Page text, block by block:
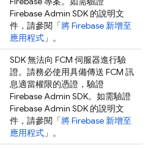
FirebaseAdmin SDK 的說明文
件，請參閱「將 Firebase 新增至
應用程式 」。
SDK 無法向 FCM 伺服器進行驗
證。請務必使用具備傳送 FCM 訊
息適當權限的憑證，驗證
FirebaseAdmin SDK。如需驗證
FirebaseAdmin SDK 的說明文
件，請參閱「將 Firebase 新增至
應用程式 」。